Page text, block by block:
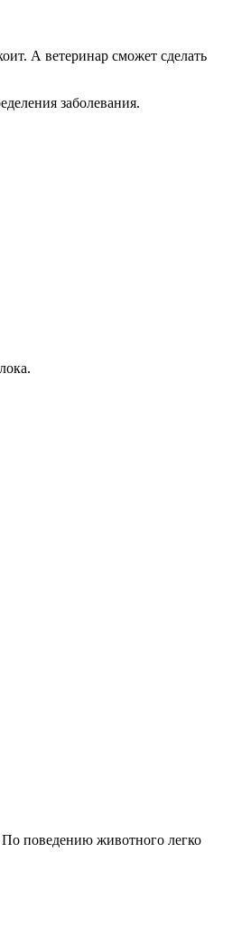
А ветеринар сможет сделать
заболевания.
По поведению животного легко